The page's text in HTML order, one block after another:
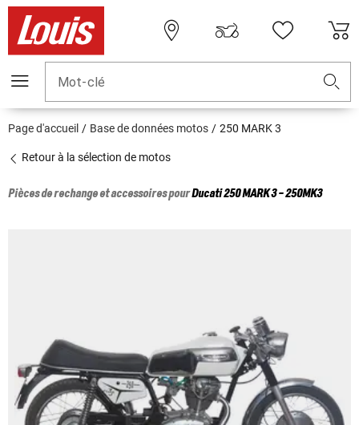
Mot-clé
Page d'accueil Base de données motos 250 MARK 3
Retour à la sélection de motos
Pièces de rechange et accessoires pourDucati250 MARK 3 - 250MK3